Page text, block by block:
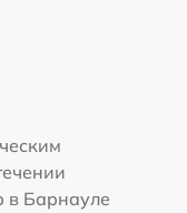
в Барнауле